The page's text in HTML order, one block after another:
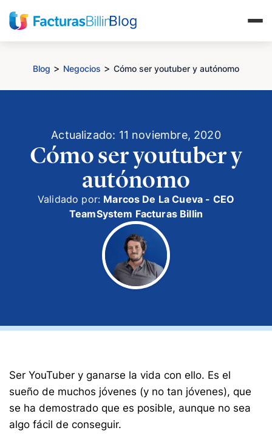
Blog > Negocios > Cómo ser youtuber y autónomo
Actualizado: 11 noviembre, 2020
Cómo ser youtuber y
autónomo
Validado por: Marcos De La Cueva - CEO
TeamSystem Facturas Billin
Ser YouTuber y ganarse la vida con ello. Es el
sueño de muchos jóvenes (y no tan jóvenes), que
se ha demostrado que es posible, aunque no sea
algo fácil de conseguir.